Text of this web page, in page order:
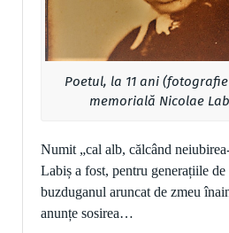
Poetul, la 11 ani
memorială Nicolae
Numit „cal alb, călcând
Labiș a fost, pentru generațiile
buzduganul aruncat de zmeu
anunțe sosirea…